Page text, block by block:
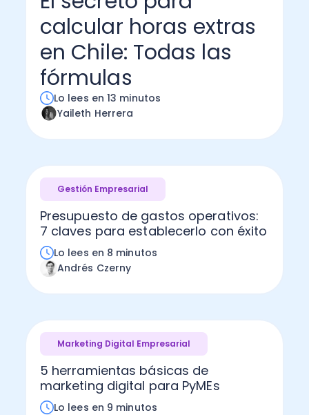
Administración Empresarial
Ver todo
Software Factura y Administración
Ver Todo
Kits
Autores
calcular horas extras
en Chile: Todas las
fórmulas
Lo lees en 13 minutos
Yaileth Herrera
Gestión Empresarial
Presupuesto de gastos operativos:
7 claves para establecerlo con éxito
Lo lees en 8 minutos
Andrés Czerny
Marketing Digital Empresarial
5 herramientas básicas de
marketing digital para PyMEs
Lo lees en 9 minutos